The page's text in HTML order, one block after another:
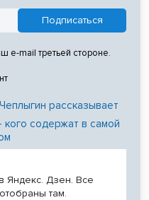
e-mail третьей стороне.
рассказывает
кого содержат в самой
Яндекс. Дзен. Все
там.